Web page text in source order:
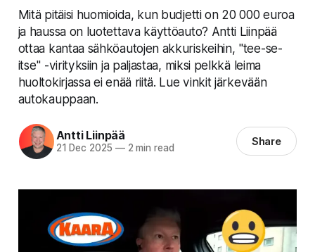
Mitä pitäisi huomioida, kun budjetti on 20 000 euroa
ja haussa on luotettava käyttöauto? Antti Liinpää
ottaa kantaa sähköautojen akkuriskeihin, "tee-se-
itse" -virityksiin ja paljastaa, miksi pelkkä leima
huoltokirjassa ei enää riitä. Lue vinkit järkevään
autokauppaan.
Antti Liinpää
21 Dec 2025 —2 min read Share